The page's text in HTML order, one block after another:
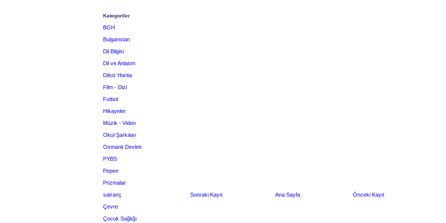
Sonraki Kayıt Önceki Kayıt
Ana Sayfa
Kategoriler
BGH
Bulgaristan
Dil Bilgisi
Dil ve Anlatım
Dilsiz Harita
Film - Dizi
Futbol
Hikayeler
Müzik - Video
Okul Şarkıları
Osmanlı Devleti
PYBS
Pepee
Prizmalar
satranç
Çevre
Çocuk Sağlığı